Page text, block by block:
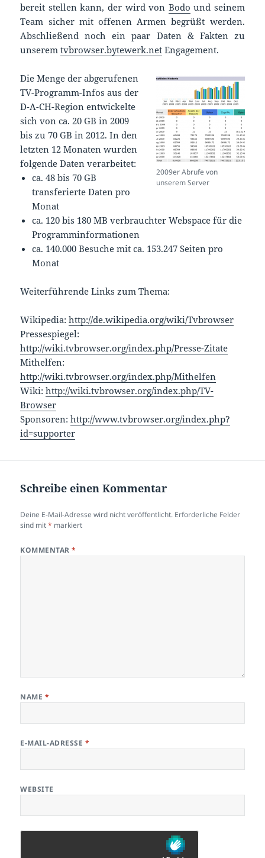
bereit stellen kann, der wird von Bodo und seinem
Team sicher mit offenen Armen begrüßt werden.
Abschließend noch ein paar Daten & Fakten zu
unseremtvbrowser.bytewerk.net Engagement.
2009er Abrufe von
unserem Server
Die Menge der abgerufenen
TV-Programm-Infos aus der
D-A-CH-Region entwickelte
sich von ca. 20 GB in 2009
bis zu 70 GB in 2012. In den
letzten 12 Monaten wurden
folgende Daten verarbeitet:
ca. 48 bis 70 GB
transferierte Daten pro
Monat
ca. 120 bis 180 MB verbrauchter Webspace für die
Programminformationen
ca. 140.000 Besuche mit ca. 153.247 Seiten pro
Monat
Weiterführende Links zum Thema:
Wikipedia:http://de.wikipedia.org/wiki/Tvbrowser
Pressespiegel:
http://wiki.tvbrowser.org/index.php/Presse-Zitate
Mithelfen:
http://wiki.tvbrowser.org/index.php/Mithelfen
Wiki:http://wiki.tvbrowser.org/index.php/TV-
Browser
Sponsoren:http://www.tvbrowser.org/index.php?
id=supporter
Schreibe einen Kommentar
Deine E-Mail-Adresse wird nicht veröffentlicht. Erforderliche Felder
sind mit* markiert
KOMMENTAR*
NAME *
E-MAIL-ADRESSE *
WEBSITE